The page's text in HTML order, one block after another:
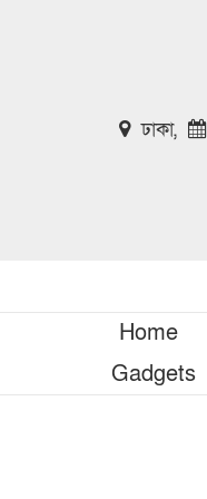
ঢাকা,
Home
Gadgets